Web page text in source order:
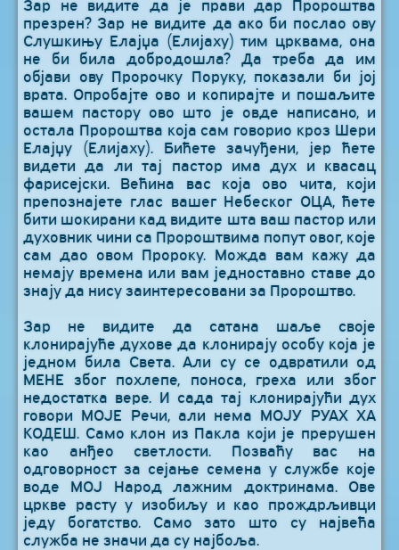
Зар не видите да је прави дар Пророштва
презрен? Зар не видите да ако би послао ову
Слушкињу Елајџа (Елијаху) тим црквама, она
не би била добродошла? Да треба да им
објави ову Пророчку Поруку, показали би јој
врата. Опробајте ово и копирајте и пошаљите
вашем пастору ово што је овде написано, и
остала Пророштва која сам говорио кроз Шери
Елајџу (Елијаху). Бићете зачуђени, јер ћете
видети да ли тај пастор има дух и квасац
фарисејски. Већина вас која ово чита, који
препознајете глас вашег Небеског ОЦА, ћете
бити шокирани кад видите шта ваш пастор или
духовник чини са Пророштвима попут овог, које
сам дао овом Пророку. Можда вам кажу да
немају времена или вам једноставно ставе до
знају да нису заинтересовани за Пророштво.
Зар не видите да сатана шаље своје
клонирајуће духове да клонирају особу која је
једном била Света. Али су се одвратили од
МЕНЕ због похлепе, поноса, греха или због
недостатка вере. И сада тај клонирајући дух
говори МОЈЕ Речи, али нема МОЈУ РУАХ ХА
КОДЕШ. Само клон из Пакла који је прерушен
као анђео светлости. Позваћу вас на
одговорност за сејање семена у службе које
воде МОЈ Народ лажним доктринама. Ове
цркве расту у изобиљу и као прождрљивци
једу богатство. Само зато што су највећа
служба не значи да су најбоља.